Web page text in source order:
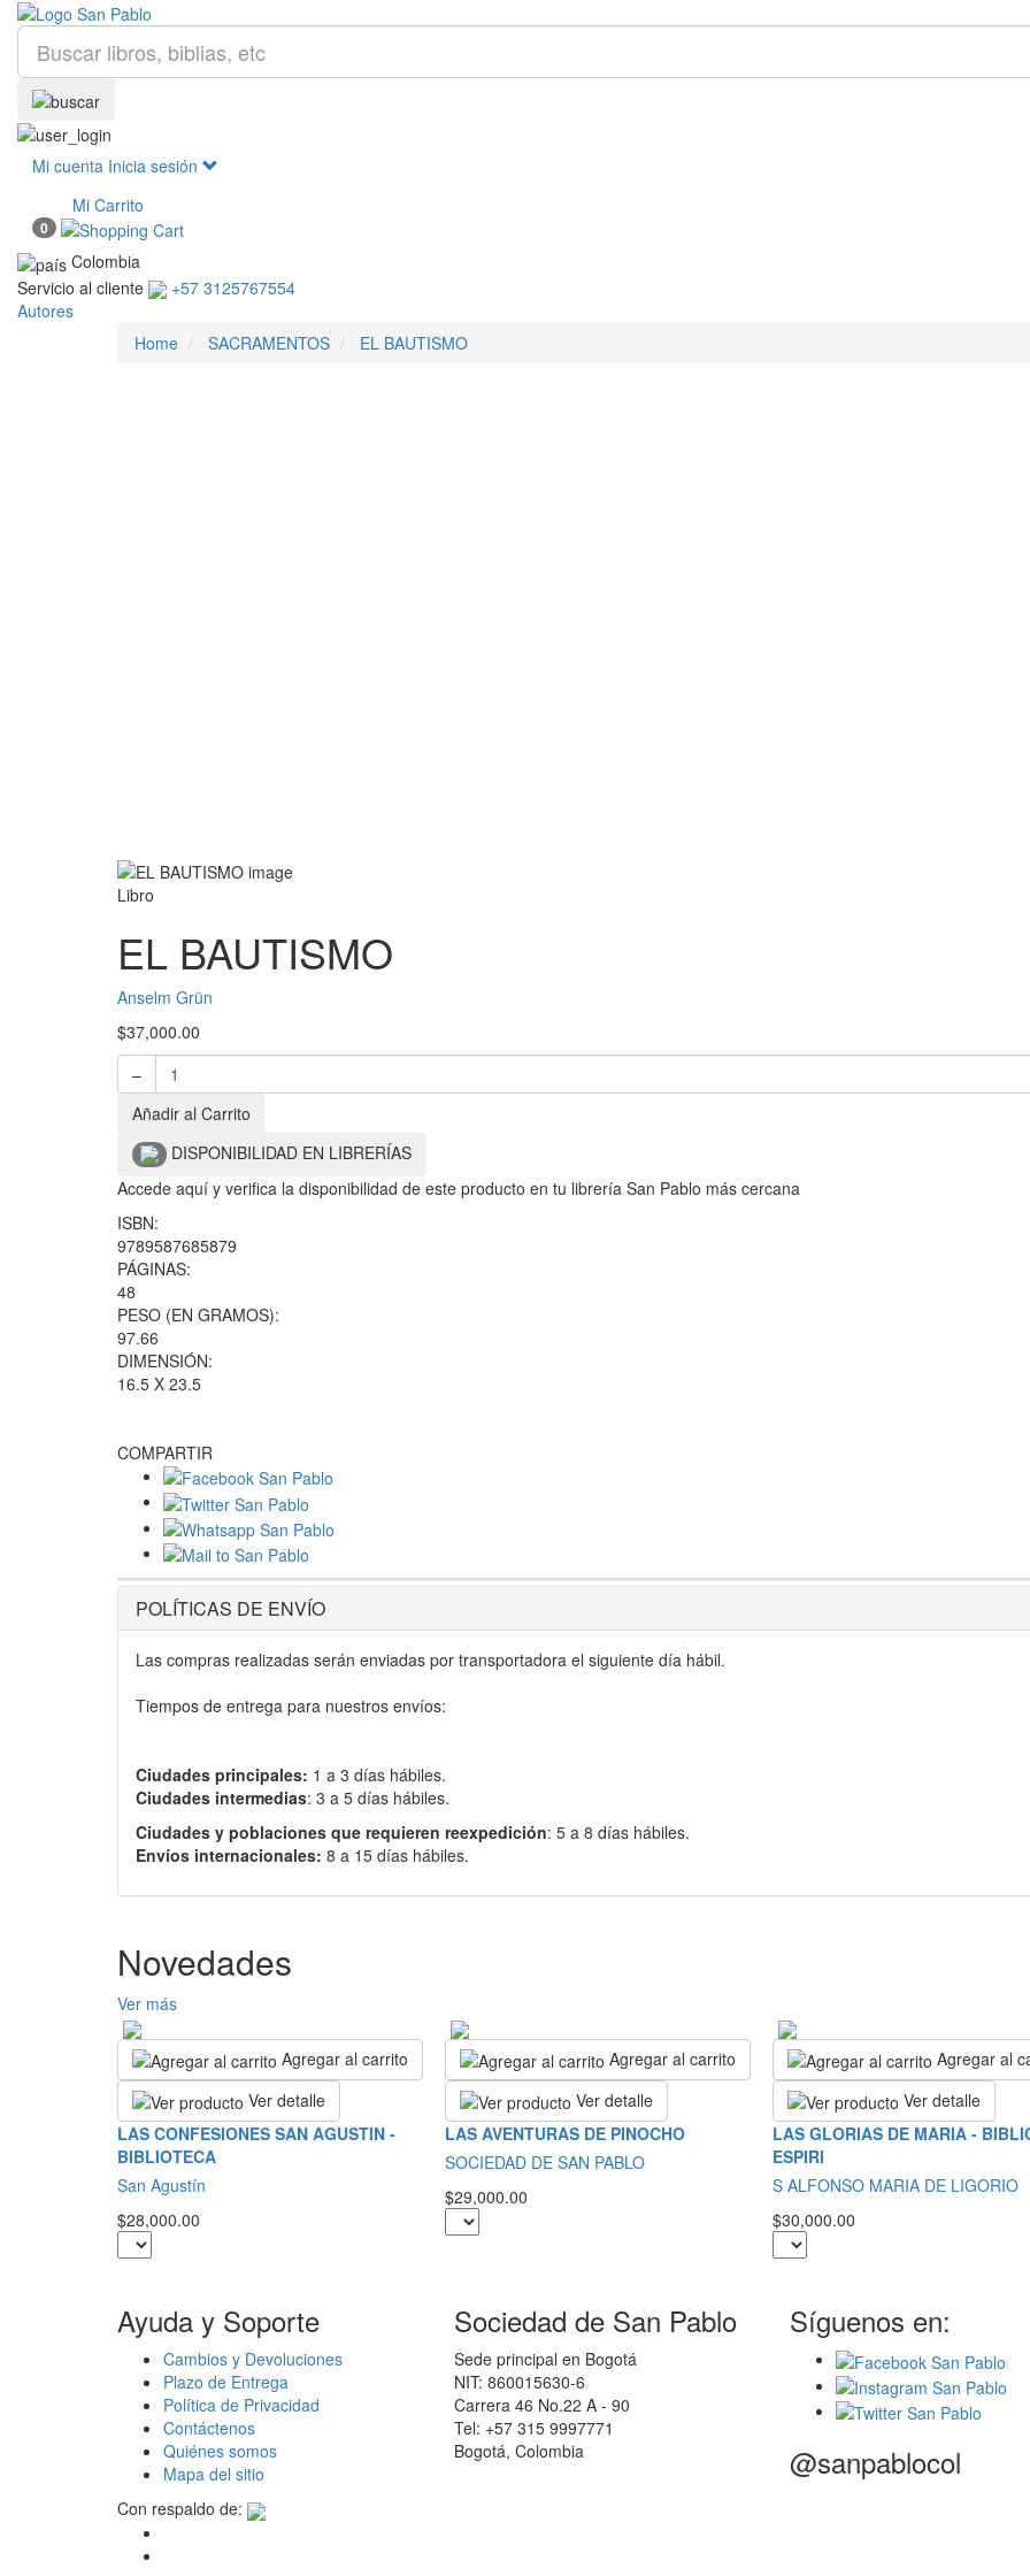
Mi cuenta Inicia sesión
Mi Carrito
0
Colombia
Servicio al cliente
+57 3125767554
Autores
Home
SACRAMENTOS EL BAUTISMO
Libro
EL BAUTISMO
Anselm Grün
$37,000.00
–
Añadir al Carrito
DISPONIBILIDAD EN LIBRERÍAS
Accede aquí y verifica la disponibilidad de este producto en tu librería San Pablo más cercana
ISBN:
9789587685879
PÁGINAS:
48
PESO (EN GRAMOS):
97.66
DIMENSIÓN:
16.5 X 23.5
COMPARTIR
POLÍTICAS DE ENVÍO
Las compras realizadas serán enviadas por transportadora el siguiente día hábil.
Tiempos de entrega para nuestros envíos:
Ciudades principales: 1 a 3 días hábiles.
Ciudades intermedias: 3 a 5 días hábiles.
Ciudades y poblaciones que requieren reexpedición: 5 a 8 días hábiles.
Envíos internacionales: 8 a 15 días hábiles.
Novedades
Ver más
Agregar al carrito
Ver detalle
LAS CONFESIONES SAN AGUSTIN -
BIBLIOTECA
San Agustín
$28,000.00
Agregar al carrito
Ver detalle
LAS AVENTURAS DE PINOCHO
SOCIEDAD DE SAN PABLO
$29,000.00
Agregar al
Ver detalle
LAS GLORIAS DE MARIA -
ESPIRI
S ALFONSO MARIA DE LIGORIO
$30,000.00
Ayuda y Soporte
Cambios y Devoluciones
Plazo de Entrega
Política de Privacidad
Contáctenos
Quiénes somos
Mapa del sitio
Sociedad de San Pablo
Sede principal en Bogotá
NIT: 860015630-6
Carrera 46 No.22 A - 90
Tel: +57 315 9997771
Bogotá, Colombia
Síguenos en:
@sanpablocol
Con respaldo de: